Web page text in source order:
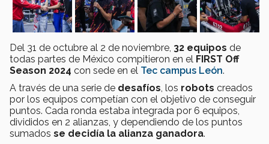
Del 31 de octubre al 2 de noviembre, 32 equipos de
todas partes de México compitieron en el FIRST Off
Season 2024 con sede en el Tec campus León.
A través de una serie de desafíos , los robots creados
por los equipos competían con el objetivo de conseguir
puntos. Cada ronda estaba integrada por 6 equipos,
divididos en 2 alianzas, y dependiendo de los puntos
sumados se decidía la alianza ganadora.